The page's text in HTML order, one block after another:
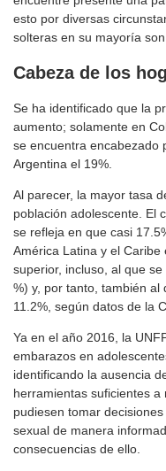
esto por diversas
solteras en su mayoría
Cabeza de los
Se ha identificado que la
aumento; solamente en
se encuentra encabezado
Argentina el 19%.
Al parecer, la mayor tasa
población adolescente. El
se refleja en que casi
América Latina y el
superior, incluso, al que
%) y, por tanto, también
11.2%, según datos de la
Ya en el año 2016, la
embarazos en
identificando la ausencia
herramientas suficientes
pudiesen tomar
sexual de manera
consecuencias de ello.